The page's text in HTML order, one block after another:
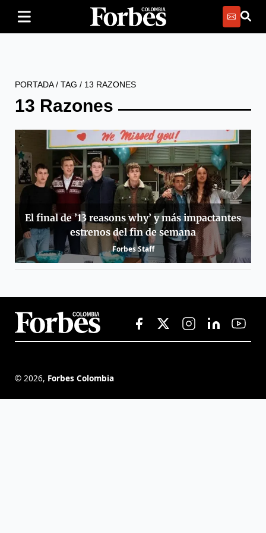
PORTADA/ TAG / 13 RAZONES
13 Razones
El final de ’13 reasons why’ y más impactantes
estrenos del fin de semana
Forbes Staff
© 2026, Forbes Colombia